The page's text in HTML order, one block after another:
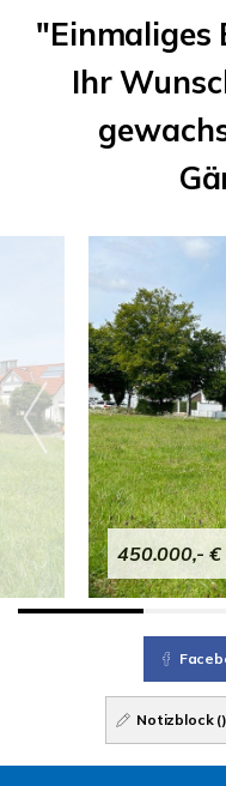
Ihr
450.000,- €
Notizblock ()